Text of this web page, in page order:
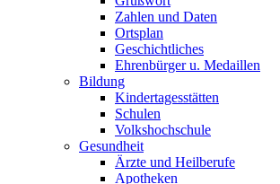
Zahlen und Daten
Ortsplan
Geschichtliches
Ehrenbürger u. Medaillen
Bildung
Kindertagesstätten
Schulen
Volkshochschule
Gesundheit
Ärzte und Heilberufe
Apotheken